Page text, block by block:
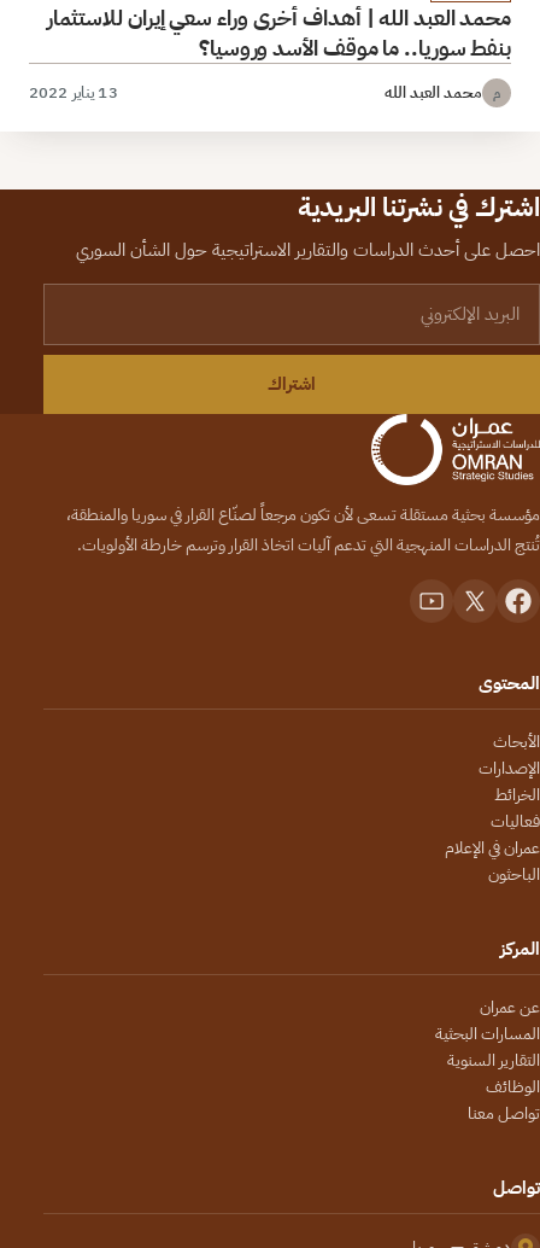
محمد العبد الله | أهداف أخرى وراء سعي إيران للاستثمار
بنفط سوريا.. ما موقف الأسد وروسيا؟
م محمد العبد الله 13 يناير 2022
اشترك في نشرتنا البريدية
احصل على أحدث الدراسات والتقارير الاستراتيجية حول الشأن السوري
اشتراك
مؤسسة بحثية مستقلة تسعى لأن تكون مرجعاً لصنّاع القرار في سوريا والمنطقة،
تُنتج الدراسات المنهجية التي تدعم آليات اتخاذ القرار وترسم خارطة الأولويات.
المحتوى
الأبحاث
الإصدارات
الخرائط
فعاليات
عمران في الإعلام
الباحثون
المركز
عن عمران
المسارات البحثية
التقارير السنوية
الوظائف
تواصل معنا
تواصل